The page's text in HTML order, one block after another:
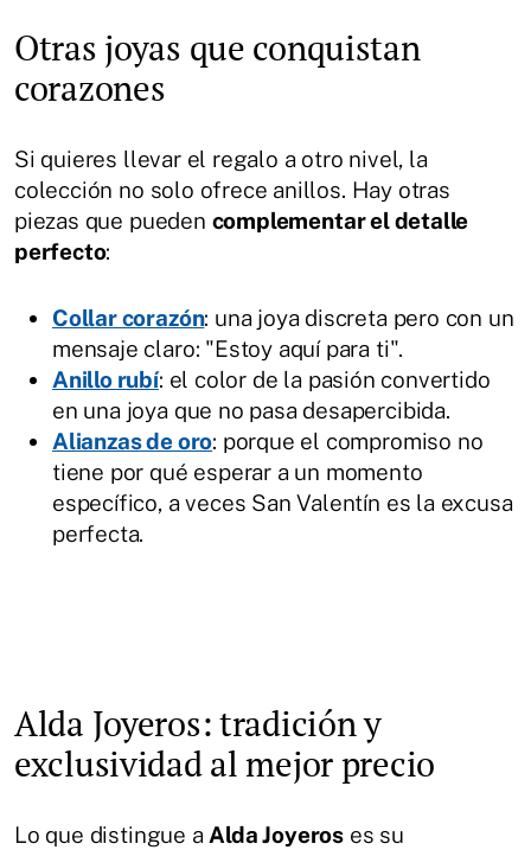
Otras joyas que conquistan
corazones
Si quieres llevar el regalo a otro nivel, la
colección no solo ofrece anillos. Hay otras
piezas que pueden complementar el detalle
perfecto:
Collar corazón: una joya discreta pero con un
mensaje claro: "Estoy aquí para ti".
Anillo rubí: el color de la pasión convertido
en una joya que no pasa desapercibida.
Alianzas de oro: porque el compromiso no
tiene por qué esperar a un momento
específico, a veces San Valentín es la excusa
perfecta.
Alda Joyeros: tradición y
exclusividad al mejor precio
Lo que distingue a Alda Joyeros es su